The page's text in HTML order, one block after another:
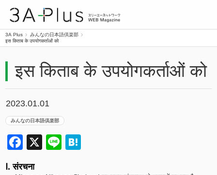
3A Plus
みんなの日本語倶楽部
इस किताब के उपयोगकर्ताओं को
इस किताब के उपयोगकर्ताओं को
2023.01.01
みんなの日本語倶楽部
Facebook
X Line
Ⅰ. संरचना